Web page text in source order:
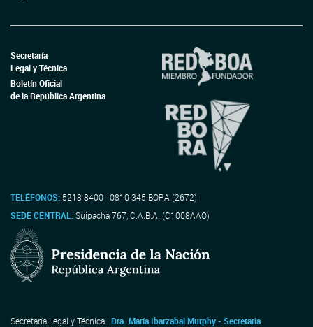
Secretaría
Legal y Técnica
Boletín Oficial
de la República Argentina
TELÉFONOS: 5218-8400 - 0810-345-BORA (2672)
SEDE CENTRAL:Suipacha 767, C.A.B.A. (C1008AAO)
Secretaría Legal y Técnica | Dra. María Ibarzabal Murphy - Secretaria